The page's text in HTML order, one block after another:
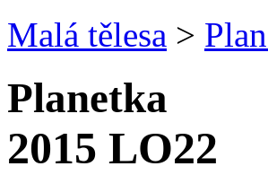
Malá tělesa >
Planetka
2015 LO22